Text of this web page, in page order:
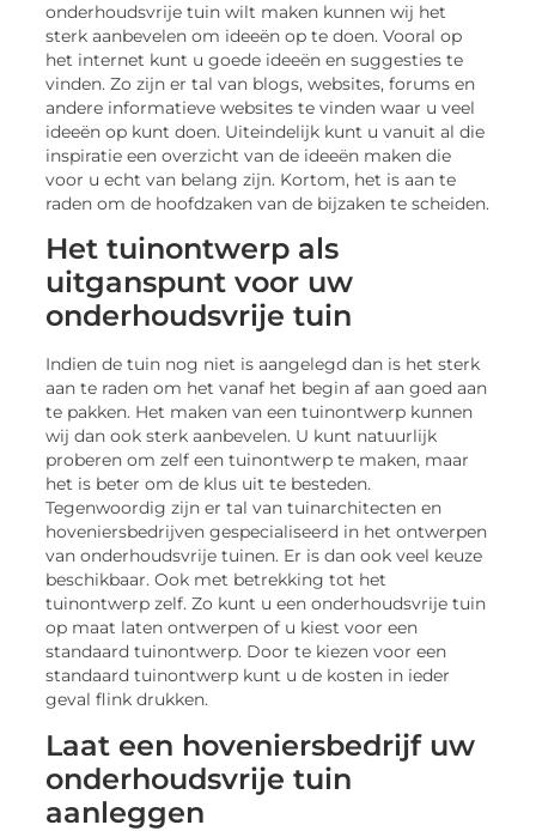
onderhoudsvrije tuin wilt maken kunnen wij het
sterk aanbevelen om ideeën op te doen. Vooral op
het internet kunt u goede ideeën en suggesties te
vinden. Zo zijn er tal van blogs, websites, forums en
andere informatieve websites te vinden waar u veel
ideeën op kunt doen. Uiteindelijk kunt u vanuit al die
inspiratie een overzicht van de ideeën maken die
voor u echt van belang zijn. Kortom, het is aan te
raden om de hoofdzaken van de bijzaken te scheiden.
Het tuinontwerp als
uitganspunt voor uw
onderhoudsvrije tuin
Indien de tuin nog niet is aangelegd dan is het sterk
aan te raden om het vanaf het begin af aan goed aan
te pakken. Het maken van een tuinontwerp kunnen
wij dan ook sterk aanbevelen. U kunt natuurlijk
proberen om zelf een tuinontwerp te maken, maar
het is beter om de klus uit te besteden.
Tegenwoordig zijn er tal van tuinarchitecten en
hoveniersbedrijven gespecialiseerd in het ontwerpen
van onderhoudsvrije tuinen. Er is dan ook veel keuze
beschikbaar. Ook met betrekking tot het
tuinontwerp zelf. Zo kunt u een onderhoudsvrije tuin
op maat laten ontwerpen of u kiest voor een
standaard tuinontwerp. Door te kiezen voor een
standaard tuinontwerp kunt u de kosten in ieder
geval flink drukken.
Laat een hoveniersbedrijf uw
onderhoudsvrije tuin
aanleggen